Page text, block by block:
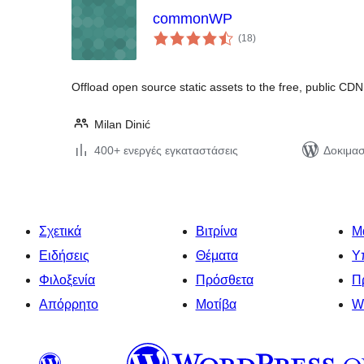
commonWP
(18αξιολογήσεις
σύνολο
)
Offload open source static assets to the free, public CDN.
Milan Dinić
400+ ενεργές εγκαταστάσεις
Σχετικά
Ειδήσεις
Φιλοξενία
Απόρρητο
Βιτρίνα
Θέματα
Πρόσθετα
Μοτίβα